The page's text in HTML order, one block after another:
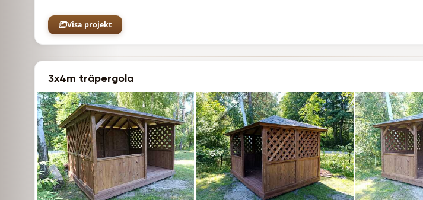
Visa projekt
3x4m träpergola